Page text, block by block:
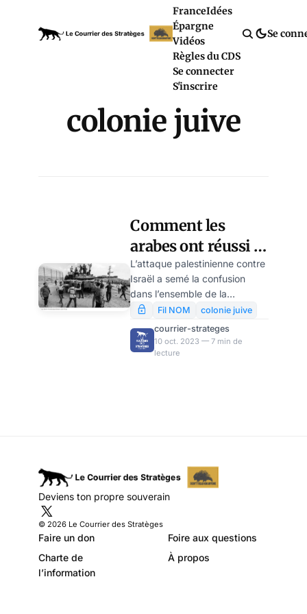
FranceIdées
Épargne
Vidéos
Règles du CDS
Se connecter
S'inscrire
Se
colonie juive
Comment les
arabes ont réussi à
tromper Israël, par
VZ
L’attaque palestinienne contre
Israël a semé la confusion
dans l’ensemble de la
communauté mondiale. Ce
faisant, les factions
palestiniennes ont remis en
cause l’invincibilité de l’armée
détruit en quelques heures l’un
des mythes sur l’État d’Israël.
Comment est-ce devenu
possible ?
Fil NOM
colonie juive
courrier-strateges
10 oct. 2023 — 7 min de
lecture
Deviens ton propre souverain
© 2026 Le Courrier des Stratèges
Faire un don
Foire aux questions
Charte de
l’information
À propos